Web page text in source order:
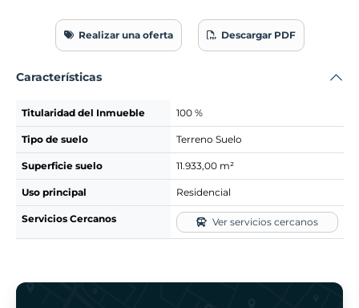
Realizar una oferta Descargar PDF
Características
Titularidad del Inmueble 100 %
Tipo de suelo Terreno Suelo
Superficie suelo 11.933,00 m²
Uso principal Residencial
Servicios Cercanos Ver servicios cercanos